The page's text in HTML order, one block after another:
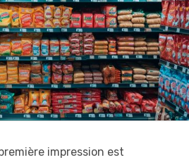
impression est